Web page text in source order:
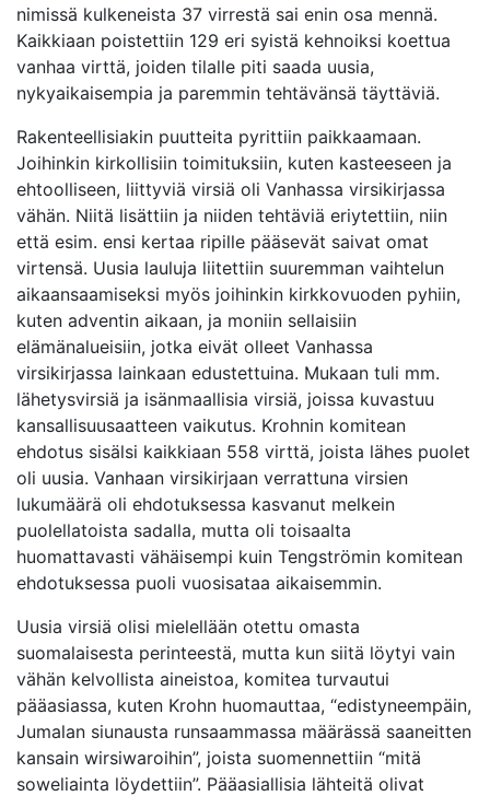
nimissä kulkeneista 37 virrestä sai enin osa mennä.
Kaikkiaan poistettiin 129 eri syistä kehnoiksi koettua
vanhaa virttä, joiden tilalle piti saada uusia,
nykyaikaisempia ja paremmin tehtävänsä täyttäviä.
Rakenteellisiakin puutteita pyrittiin paikkaamaan.
Joihinkin kirkollisiin toimituksiin, kuten kasteeseen ja
ehtoolliseen, liittyviä virsiä oli Vanhassa virsikirjassa
vähän. Niitä lisättiin ja niiden tehtäviä eriytettiin, niin
että esim. ensi kertaa ripille pääsevät saivat omat
virtensä. Uusia lauluja liitettiin suuremman vaihtelun
aikaansaamiseksi myös joihinkin kirkkovuoden pyhiin,
kuten adventin aikaan, ja moniin sellaisiin
elämänalueisiin, jotka eivät olleet Vanhassa
virsikirjassa lainkaan edustettuina. Mukaan tuli mm.
lähetysvirsiä ja isänmaallisia virsiä, joissa kuvastuu
kansallisuusaatteen vaikutus. Krohnin komitean
ehdotus sisälsi kaikkiaan 558 virttä, joista lähes puolet
oli uusia. Vanhaan virsikirjaan verrattuna virsien
lukumäärä oli ehdotuksessa kasvanut melkein
puolellatoista sadalla, mutta oli toisaalta
huomattavasti vähäisempi kuin Tengströmin komitean
ehdotuksessa puoli vuosisataa aikaisemmin.
Uusia virsiä olisi mielellään otettu omasta
suomalaisesta perinteestä, mutta kun siitä löytyi vain
vähän kelvollista aineistoa, komitea turvautui
pääasiassa, kuten Krohn huomauttaa, “edistyneempäin,
Jumalan siunausta runsaammassa määrässä saaneitten
kansain wirsiwaroihin”, joista suomennettiin “mitä
soweliainta löydettiin”. Pääasiallisia lähteitä olivat